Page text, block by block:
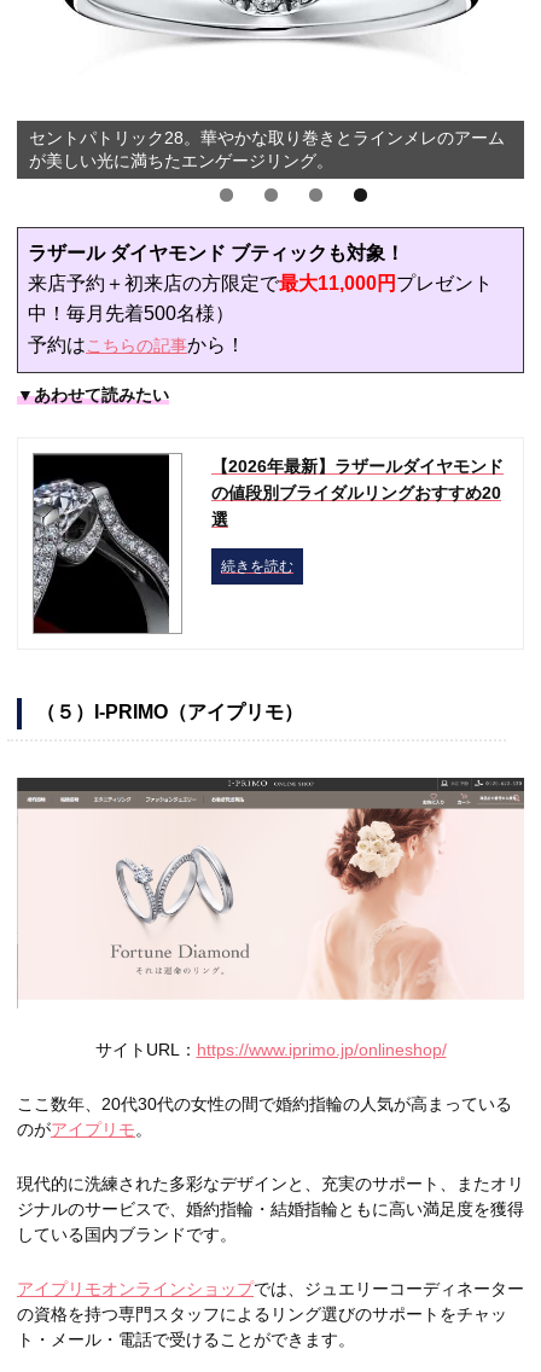
セントパトリック28。華やかな取り巻きとラインメレのアーム
が美しい光に満ちたエンゲージリング。
ラザール ダイヤモンド ブティックも対象！
来店予約＋初来店の方限定で最大11,000円 プレゼント
中！毎月先着500名様）
予約はこちらの記事から！
▼あわせて読みたい
【2026年最新】ラザールダイヤモンド
の値段別ブライダルリングおすすめ20
選
続きを読む
（５）I-PRIMO（アイプリモ）
サイトURL： https://www.iprimo.jp/onlineshop/
ここ数年、20代30代の女性の間で婚約指輪の人気が高まっている
のがアイプリモ。
現代的に洗練された多彩なデザインと、充実のサポート、またオリ
ジナルのサービスで、婚約指輪・結婚指輪ともに高い満足度を獲得
している国内ブランドです。
アイプリモオンラインショップでは、ジュエリーコーディネーター
の資格を持つ専門スタッフによるリング選びのサポートをチャッ
ト・メール・電話で受けることができます。